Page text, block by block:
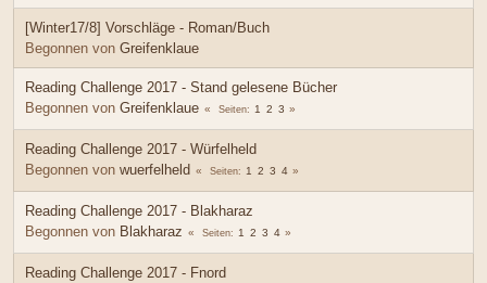
[Winter17/8] Vorschläge - Roman/Buch
Begonnen von Greifenklaue
Reading Challenge 2017 - Stand gelesene Bücher
Begonnen von Greifenklaue Seiten 1 2 3
Reading Challenge 2017 - Würfelheld
Begonnen von wuerfelheld Seiten 1 2 3 4
Reading Challenge 2017 - Blakharaz
Begonnen von Blakharaz Seiten 1 2 3 4
Reading Challenge 2017 - Fnord